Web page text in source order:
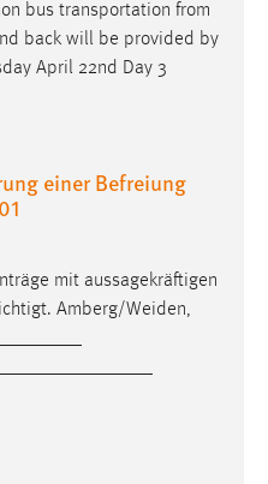
bus transportation from
back will be provided by
April 22nd Day 3
einer Befreiung
mit aussagekräftigen
Amberg/Weiden,